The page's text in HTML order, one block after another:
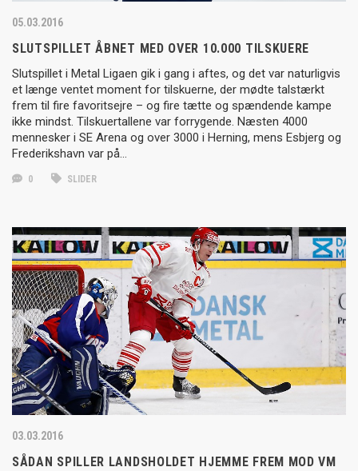
05.03.2016
SLUTSPILLET ÅBNET MED OVER 10.000 TILSKUERE
Slutspillet i Metal Ligaen gik i gang i aftes, og det var naturligvis
et længe ventet moment for tilskuerne, der mødte talstærkt
frem til fire favoritsejre – og fire tætte og spændende kampe
ikke mindst. Tilskuertallene var forrygende. Næsten 4000
mennesker i SE Arena og over 3000 i Herning, mens Esbjerg og
Frederikshavn var på…
0 SLIDER
03.03.2016
SÅDAN SPILLER LANDSHOLDET HJEMME FREM MOD VM